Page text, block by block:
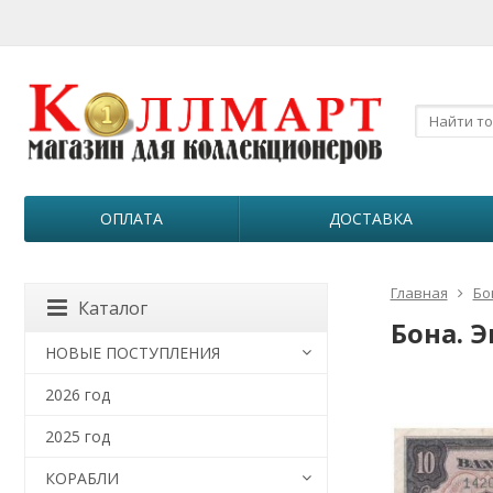
ОПЛАТА ДОСТАВКА
Главная
Бона.
Каталог
НОВЫЕ ПОСТУПЛЕНИЯ
2026 год
2025 год
КОРАБЛИ